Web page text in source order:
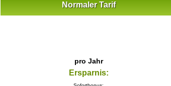
Normaler Tarif
pro Jahr
Ersparnis: